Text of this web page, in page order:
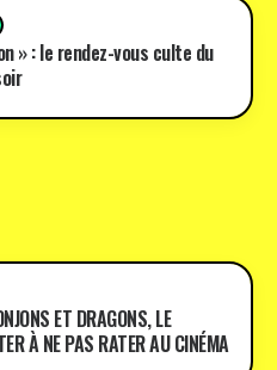
» : le rendez-vous culte du
ET DRAGONS, LE
À NE PAS RATER AU CINÉMA